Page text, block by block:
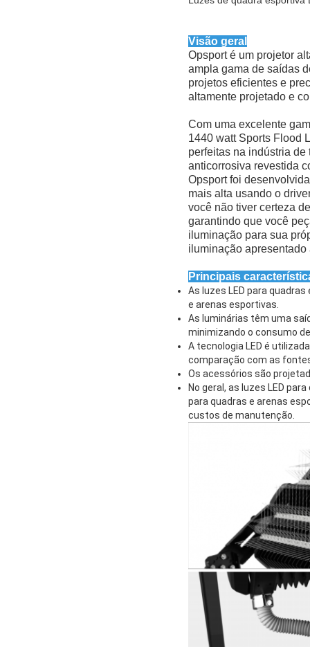
Visão geral
Opsport é um projetor
ampla gama de saídas
projetos eficientes e
altamente projetado e
Com uma excelente
1440 watt Sports Flood
perfeitas na indústria
anticorrosiva revestida
Opsport foi
mais alta usando o
você não tiver certeza
garantindo que você
iluminação para sua
iluminação apresentado
Principais
As luzes LED para
e arenas esportivas.
As luminárias têm uma
minimizando o consumo de
A tecnologia LED é
comparação com as
Os acessórios são
No geral, as luzes LED
para quadras e arenas
custos de manutenção.